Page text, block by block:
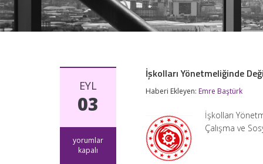
EYL
03
İşkolları
Yönetmeliğinde
yorumlar
kapalı
İşkolları Yönetmeliğinde
Haberi Ekleyen: Emre Baştürk
İşkolları
Çalışma ve